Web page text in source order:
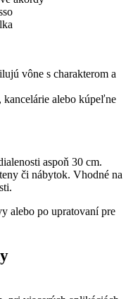
vône s charakterom a
alebo kúpeľne
aspoň 30 cm.
či nábytok. Vhodné na
alebo po upratovaní pre